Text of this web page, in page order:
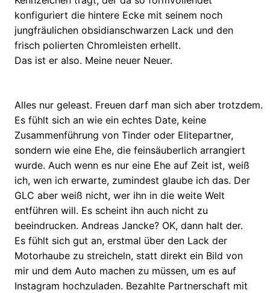
konfiguriert die hintere Ecke mit seinem noch
jungfräulichen obsidianschwarzen Lack und den
frisch polierten Chromleisten erhellt.
Das ist er also. Meine neuer Neuer.
Alles nur geleast. Freuen darf man sich aber trotzdem.
Es fühlt sich an wie ein echtes Date, keine
Zusammenführung von Tinder oder Elitepartner,
sondern wie eine Ehe, die feinsäuberlich arrangiert
wurde. Auch wenn es nur eine Ehe auf Zeit ist, weiß
ich, wen ich erwarte, zumindest glaube ich das. Der
GLC aber weiß nicht, wer ihn in die weite Welt
entführen will. Es scheint ihn auch nicht zu
beeindrucken. Andreas Jancke? OK, dann halt der.
Es fühlt sich gut an, erstmal über den Lack der
Motorhaube zu streicheln, statt direkt ein Bild von
mir und dem Auto machen zu müssen, um es auf
Instagram hochzuladen. Bezahlte Partnerschaft mit